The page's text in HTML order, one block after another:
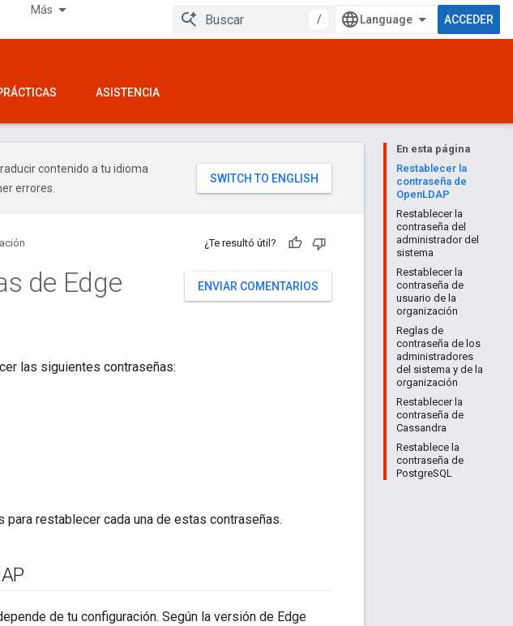
Más
/ ACCEDER
ASISTENCIA
En esta página
Restablecer la
contraseña de
OpenLDAP
Restablecer la
contraseña del
administrador del
sistema
Restablecer la
contraseña de
usuario de la
organización
Reglas de
contraseña de los
administradores
del sistema y de la
organización
Restablecer la
contraseña de
Cassandra
Restablece la
contraseña de
PostgreSQL
contenido a tu idioma
errores.
¿Te resultó útil?
ENVIAR COMENTARIOS
de Edge
las siguientes contraseñas:
restablecer cada una de estas contraseñas.
de tu configuración. Según la versión de Edge